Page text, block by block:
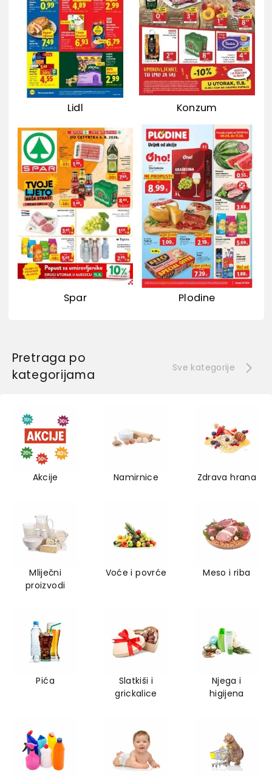
Lidl Konzum
Spar Plodine
Pretraga po
kategorijama
Sve kategorije
Akcije Namirnice Zdrava hrana
Mliječni
proizvodi
Voće i povrće Meso i riba
Pića
Slatkiši i
grickalice
Njega i
higijena